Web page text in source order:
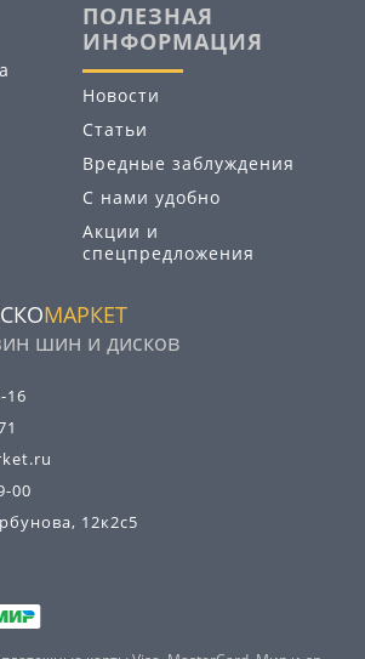
ПОЛЕЗНАЯ
ИНФОРМАЦИЯ
Новости
Статьи
Вредные заблуждения
С нами удобно
Акции и
спецпредложения
МАРКЕТ
шин и дисков
16
00
12к2с5